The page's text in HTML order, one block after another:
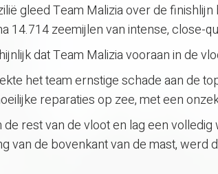
gleed Team Malizia over de finishlijn
14.714 zeemijlen van intense, close-
dat Team Malizia vooraan in de
het team ernstige schade aan de
reparaties op zee, met een
rest van de vloot en lag een
van de bovenkant van de mast, werd